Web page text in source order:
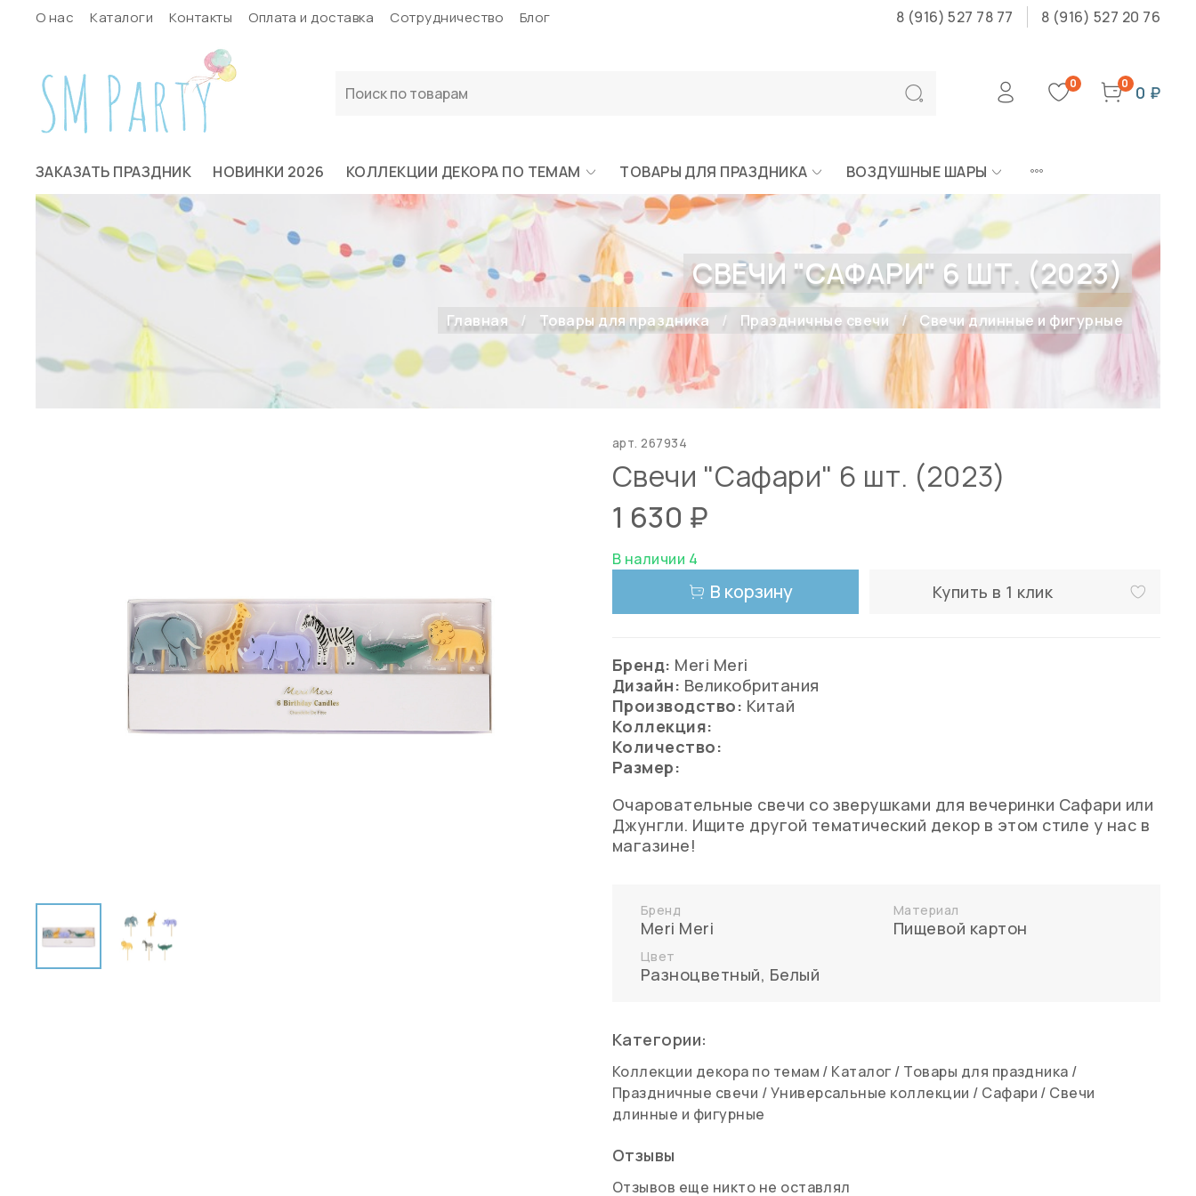
О нас Каталоги Контакты Оплата и доставка Сотрудничество Блог 8 (916) 527 78 77 8 (916) 527 20 76
0 0 0 ₽
ЗАКАЗАТЬ ПРАЗДНИК НОВИНКИ 2026 КОЛЛЕКЦИИ ДЕКОРА ПО ТЕМАМ ТОВАРЫ ДЛЯ ПРАЗДНИКА ВОЗДУШНЫЕ ШАРЫ
СВЕЧИ "САФАРИ" 6 ШТ. (2023)
Главная Товары для праздника Праздничные свечи Свечи длинные и фигурные
арт.267934
Свечи "Сафари" 6 шт. (2023)
1 630 ₽
В наличии 4
В корзину Купить в 1 клик
Бренд: Meri Meri
Дизайн: Великобритания
Производство: Китай
Коллекция:
Количество:
Размер:
Очаровательные свечи со зверушками для вечеринки Сафари или
Джунгли. Ищите другой тематический декор в этом стиле у нас в
магазине!
Бренд
Meri Meri
Материал
Пищевой картон
Цвет
Разноцветный, Белый
Категории:
Коллекции декора по темам / Каталог / Товары для праздника /
Праздничные свечи /Универсальные коллекции / Сафари / Свечи
длинные и фигурные
Отзывы
Отзывов еще никто не оставлял